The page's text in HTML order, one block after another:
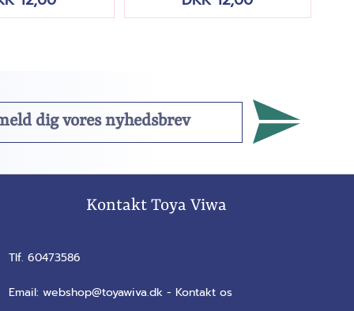
Kontakt Toya Viwa
Tlf. 60473586
Email: webshop@toyawiva.dk - Kontakt os